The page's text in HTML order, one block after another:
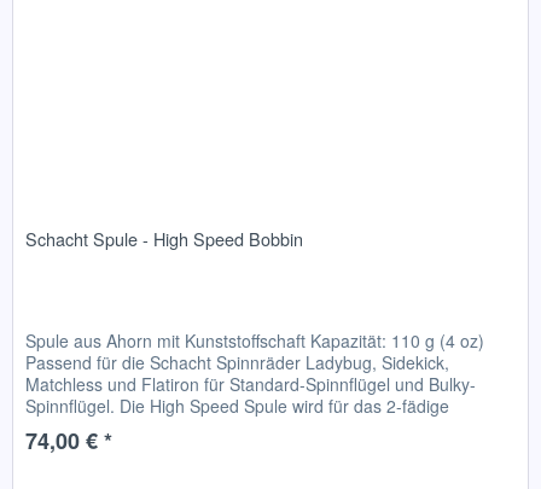
Schacht Spule - High Speed Bobbin
Spule aus Ahorn mit Kunststoffschaft Kapazität: 110 g (4 oz)
Passend für die Schacht Spinnräder Ladybug, Sidekick,
Matchless und Flatiron für Standard-Spinnflügel und Bulky-
Spinnflügel. Die High Speed Spule wird für das 2-fädige
Spinnen...
74,00 € *